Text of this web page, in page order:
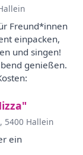
Freund*innen
einpacken,
und singen!
genießen.
5400 Hallein
ein